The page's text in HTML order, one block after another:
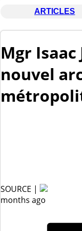
ARTICLES
Mgr Isaac
nouvel
SOURCE |
months ago